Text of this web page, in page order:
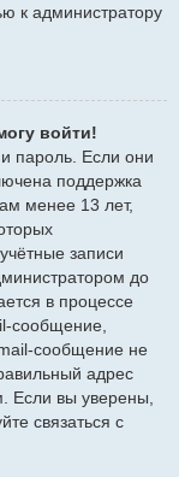
к администратору
войти!
пароль. Если они
поддержка
менее 13 лет,
записи
до
в процессе
сообщение,
сообщение не
адрес
Если вы уверены,
связаться с